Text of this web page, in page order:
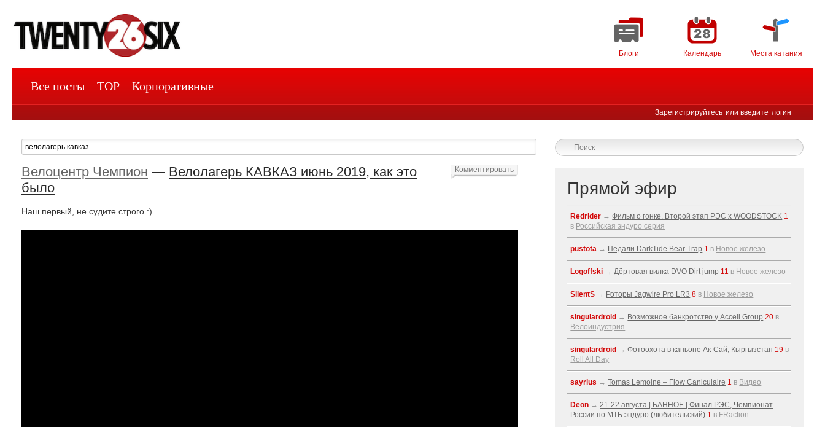
Блоги Календарь Места катания
Зарегистрируйтесь или введите логин
Все посты TOP Корпоративные
Велоцентр Чемпион — Велолагерь КАВКАЗ июнь 2019, как это
было
Наш первый, не судите строго :)
Комментировать
Прямой эфир
Redrider →Фильм о гонке. Второй этап РЭС x WOODSTOCK 1
в Российская эндуро серия
pustota → Педали DarkTide Bear Trap 1 в Новое железо
Logoffski →Дёртовая вилка DVO Dirt jump 11 в Новое железо
SilentS → Роторы Jagwire Pro LR3 8 в Новое железо
singulardroid → Возможное банкротство у Accell Group 20 в
Велоиндустрия
singulardroid →Фотоохота в каньоне Ак-Cай, Кыргызстан 19 в
Roll All Day
sayrius →Tomas Lemoine – Flow Caniculaire 1 в Видео
Deon →21-22 августа | БАННОЕ | Финал РЭС, Чемпионат
России по МТБ эндуро (любительский) 1 в FRaction